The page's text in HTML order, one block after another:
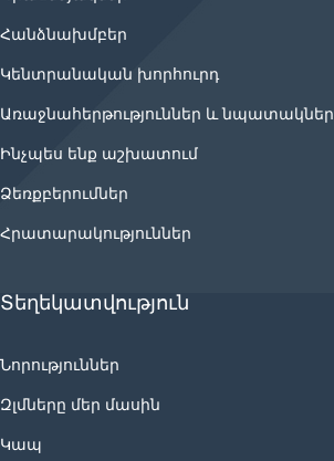
Հանձնախմբեր
Կենտրանական խորհուրդ
Առաջնահերթություններ և նպատակներ
Ինչպես ենք աշխատում
Ձեռքբերումներ
Հրատարակություններ
Տեղեկատվություն
Նորություններ
Զլմները մեր մասին
Կապ